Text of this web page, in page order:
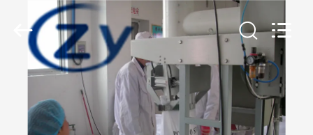
MAISON
PRODUITS
Engineering
Machinery
Reserved.